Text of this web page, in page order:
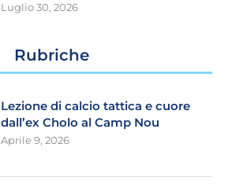
Luglio 30, 2026
Rubriche
Lezione di calcio tattica e cuore
dall’ex Cholo al Camp Nou
Aprile 9, 2026